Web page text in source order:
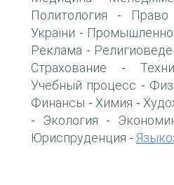
Политология -
України -
Реклама -
Страхование -
Учебный процесс -
Финансы - Химия -
- Экология -
Юриспруденция -